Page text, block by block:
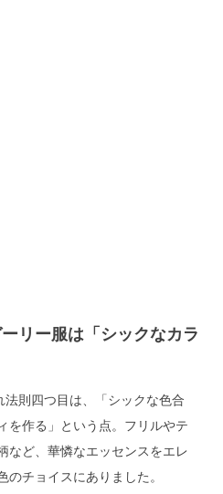
リー服は「シックなカラ
則四つ目は、「シックな色合
を作る」という点。フリルやテ
など、華憐なエッセンスをエレ
のチョイスにありました。